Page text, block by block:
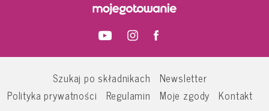
Szukaj po składnikach
Newsletter
Polityka prywatności
Regulamin Moje zgody Kontakt